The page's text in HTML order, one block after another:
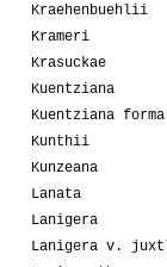
Kraehenbuehlii
Krameri
Krasuckae
Kuentziana
Kuentziana forma
Kunthii
Kunzeana
Lanata
Lanigera
Lanigera v.